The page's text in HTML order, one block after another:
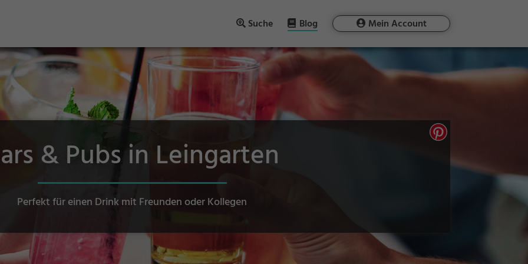
Suche Blog Mein Account
& Pubs in Leingarten
Perfekt für einen Drink mit Freunden oder Kollegen